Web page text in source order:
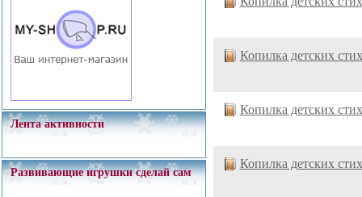
Лента активности
Развивающие игрушки сделай сам
Копилка детских
Копилка детских
Копилка детских